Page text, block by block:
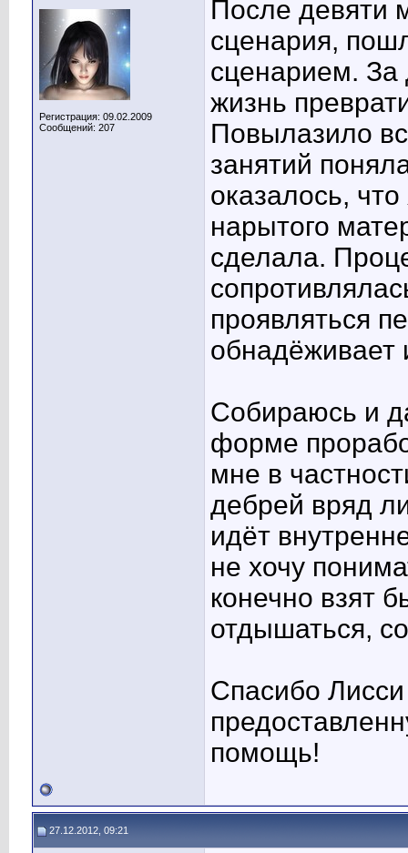
Регистрация: 09.02.2009
Сообщений: 207
После девяти
сценария,
сценарием. За
жизнь
Повылазило
занятий
оказалось,
нарытого
сделала.
проявляться
обнадёживает
Собираюсь и
форме
мне в
дебрей вряд
идёт
не хочу
конечно взят
отдышаться,
Спасибо
помощь!
27.12.2012, 09:21